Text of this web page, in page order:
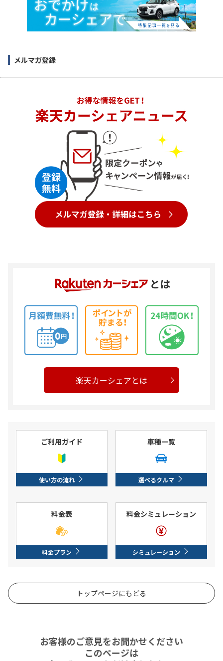
メルマガ登録
楽天カーシェアとは
ご利用ガイド
使い方の流れ
車種一覧
選べるクルマ
料金表
料金プラン
料金シミュレーション
シミュレーション
トップページにもどる
お客様のご意見をお聞かせください
このページは